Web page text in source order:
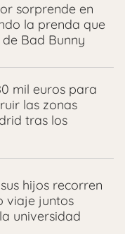
sorprende en
la prenda que
Bad Bunny
mil euros para
las zonas
tras los
hijos recorren
viaje juntos
universidad